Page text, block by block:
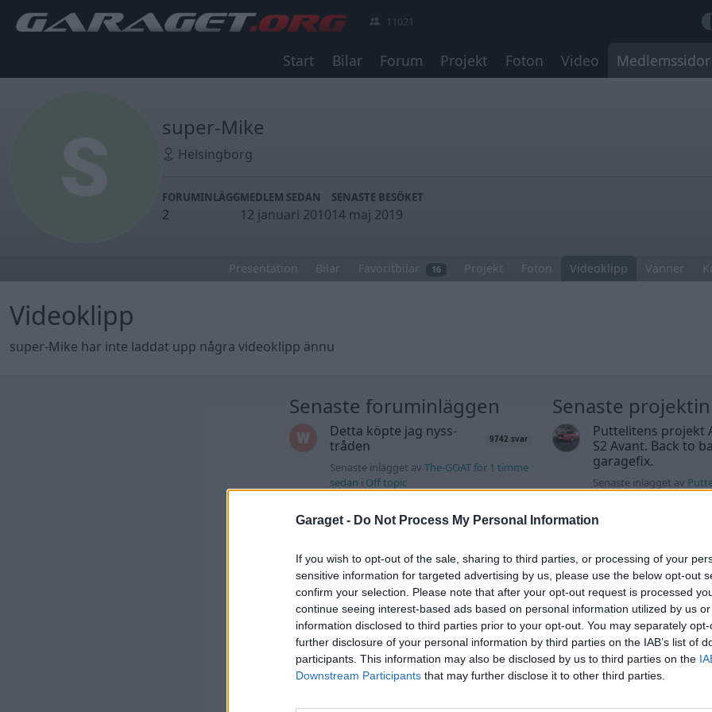
Garaget - Do Not Process My Personal Information
If you wish to opt-out of the sale, sharing to third parties, or processing of your
sensitive information for targeted advertising by us, please use the below opt-out
confirm your selection. Please note that after your opt-out request is processed
continue seeing interest-based ads based on personal information utilized by us
information disclosed to third parties prior to your opt-out. You may separately
further disclosure of your personal information by third parties on the IAB’s list of
participants. This information may also be disclosed by us to third parties on the
Downstream Participants that may further disclose it to other third parties.
11021
Start Bilar Forum Projekt Foton Video Medlemssidor
super-Mike
Helsingborg
FORUMINLÄGG
2
MEDLEM SEDAN
12 januari 2010
SENASTE BESÖKET
14 maj 2019
Presentation Bilar Favoritbilar 16 Projekt Foton Videoklipp Vänner
Videoklipp
super-Mike har inte laddat upp några videoklipp ännu
Senaste foruminläggen
Detta köpte jag nyss-
tråden
9742 svar
Senaste inlägget avThe-GOAT för 1 timme
sedan i Off topic
Zenith INAT 35/40
Senaste inlägget avMossan1 för 1 timme
sedaniMotorteknik (Avancerad)
Volvo 740 med lh2.2
spridare öppnar hela tiden
på tändning.
2 svar
Senaste inlägget avKlevaRaggarn för 11
timmar sedaniGenerell felsökning
Senaste
Puttelitens projekt
S2 Avant. Back to
garagefix.
Senaste inlägget av
Volkswagen Golf
inspiration.
Senaste inlägget av
10:06iProjekt
Manta b som ska
(kaross eller delar
Senaste inlägget av
Projekt